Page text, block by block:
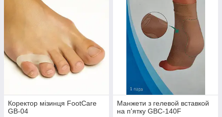
Коректор мізинця FootCare
GB-04
Манжети з гелевой вставкой
на п'ятку GBC-140F